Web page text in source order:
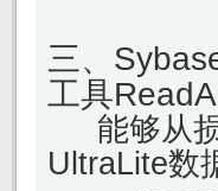
三、
工具
能够从
UltraLite数